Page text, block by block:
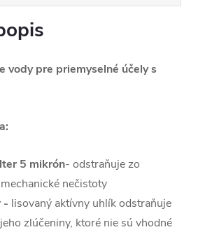
vody pre priemyselné účely s
5 mikrón- odstraňuje zo
nečistoty
- lisovaný aktívny uhlík odstraňuje
zlúčeniny, ktoré nie sú vhodné